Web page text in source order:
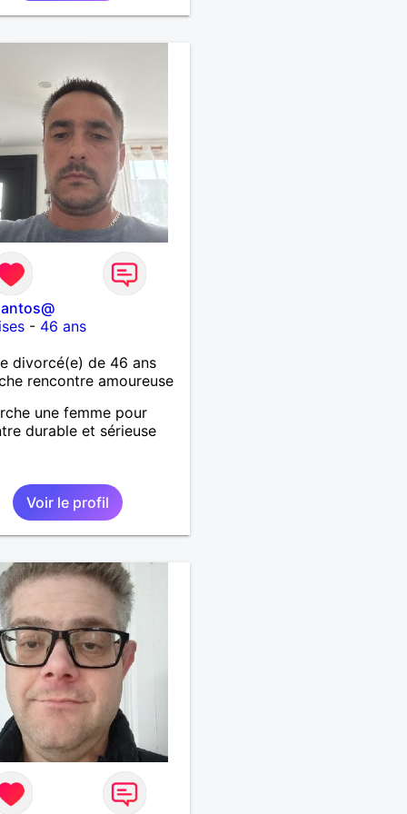
- 46 ans
divorcé(e) de 46 ans
rencontre amoureuse
une femme pour
durable et sérieuse
Voir le profil